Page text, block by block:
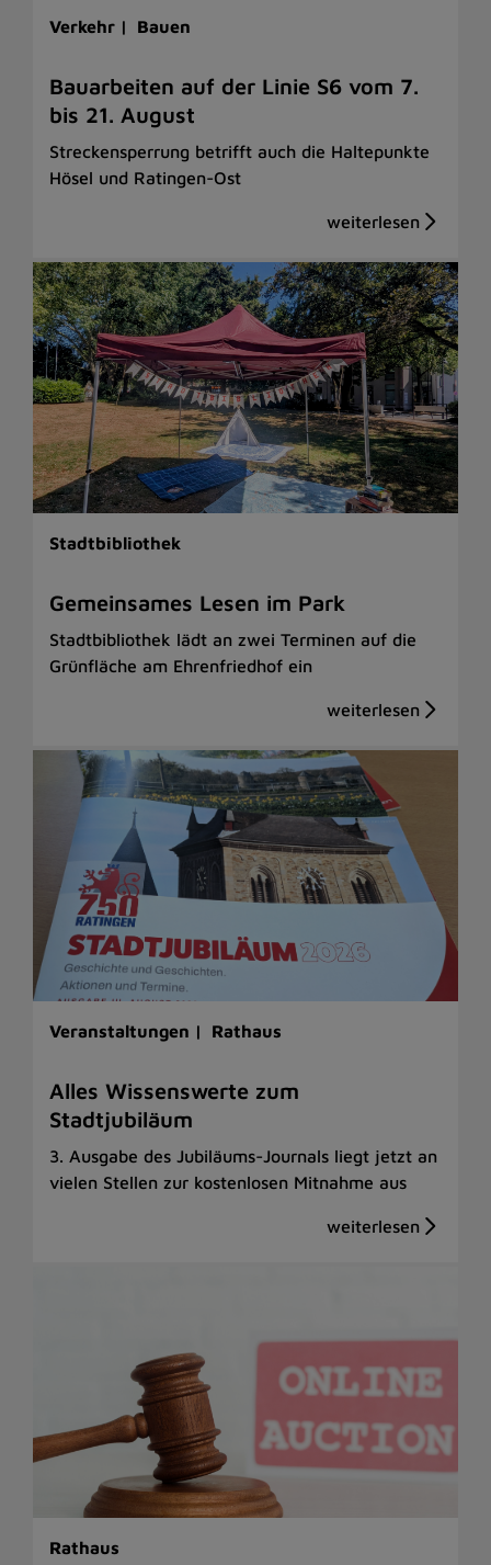
Verkehr | Bauen
Bauarbeiten auf der Linie S6 vom 7.
bis 21. August
Streckensperrung betrifft auch die Haltepunkte
Hösel und Ratingen-Ost
Stadtbibliothek
Gemeinsames Lesen im Park
Stadtbibliothek lädt an zwei Terminen auf die
Grünfläche am Ehrenfriedhof ein
Veranstaltungen | Rathaus
Alles Wissenswerte zum
Stadtjubiläum
3. Ausgabe des Jubiläums-Journals liegt jetzt an
vielen Stellen zur kostenlosen Mitnahme aus
Rathaus